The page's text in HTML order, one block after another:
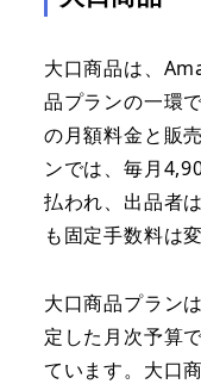
大口商品は、
品プランの一環
の月額料金と販
ンでは、毎月
払われ、出品者
も固定手数料は
大口商品プラン
定した月次予算
ています。大口